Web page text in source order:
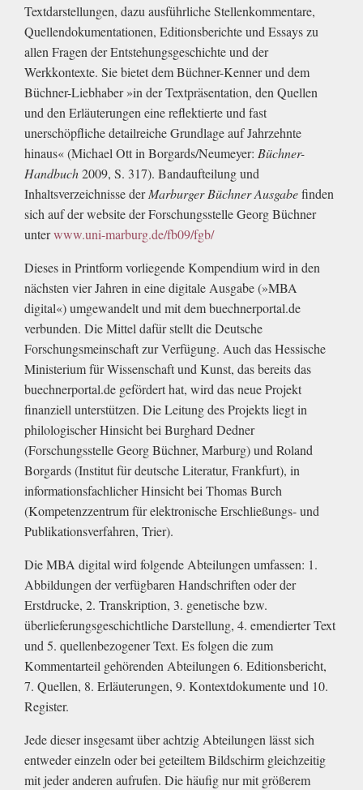
Textdarstellungen, dazu ausführliche Stellenkommentare,
Quellendokumentationen, Editionsberichte und Essays zu
allen Fragen der Entstehungsgeschichte und der
Werkkontexte. Sie bietet dem Büchner-Kenner und dem
Büchner-Liebhaber »in der Textpräsentation, den Quellen
und den Erläuterungen eine reflektierte und fast
unerschöpfliche detailreiche Grundlage auf Jahrzehnte
hinaus« (Michael Ott in Borgards/Neumeyer: Büchner-
Handbuch2009, S. 317). Bandaufteilung und
Inhaltsverzeichnisse derMarburger Büchner Ausgabefinden
sich auf der website der Forschungsstelle Georg Büchner
unterwww.uni-marburg.de/fb09/fgb/
Dieses in Printform vorliegende Kompendium wird in den
nächsten vier Jahren in eine digitale Ausgabe (»MBA
digital«) umgewandelt und mit dem buechnerportal.de
verbunden. Die Mittel dafür stellt die Deutsche
Forschungsmeinschaft zur Verfügung. Auch das Hessische
Ministerium für Wissenschaft und Kunst, das bereits das
buechnerportal.de gefördert hat, wird das neue Projekt
finanziell unterstützen. Die Leitung des Projekts liegt in
philologischer Hinsicht bei Burghard Dedner
(Forschungsstelle Georg Büchner, Marburg) und Roland
Borgards (Institut für deutsche Literatur, Frankfurt), in
informationsfachlicher Hinsicht bei Thomas Burch
(Kompetenzzentrum für elektronische Erschließungs- und
Publikationsverfahren, Trier).
Die MBA digital wird folgende Abteilungen umfassen: 1.
Abbildungen der verfügbaren Handschriften oder der
Erstdrucke, 2. Transkription, 3. genetische bzw.
überlieferungsgeschichtliche Darstellung, 4. emendierter Text
und 5. quellenbezogener Text. Es folgen die zum
Kommentarteil gehörenden Abteilungen 6. Editionsbericht,
7. Quellen, 8. Erläuterungen, 9. Kontextdokumente und 10.
Register.
Jede dieser insgesamt über achtzig Abteilungen lässt sich
entweder einzeln oder bei geteiltem Bildschirm gleichzeitig
mit jeder anderen aufrufen. Die häufig nur mit größerem